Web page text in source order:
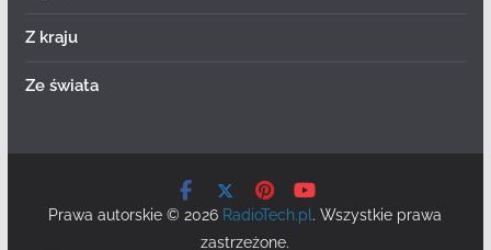
Z kraju
Ze świata
Prawa autorskie © 2026 RadioTech.pl . Wszystkie prawa
zastrzeżone.